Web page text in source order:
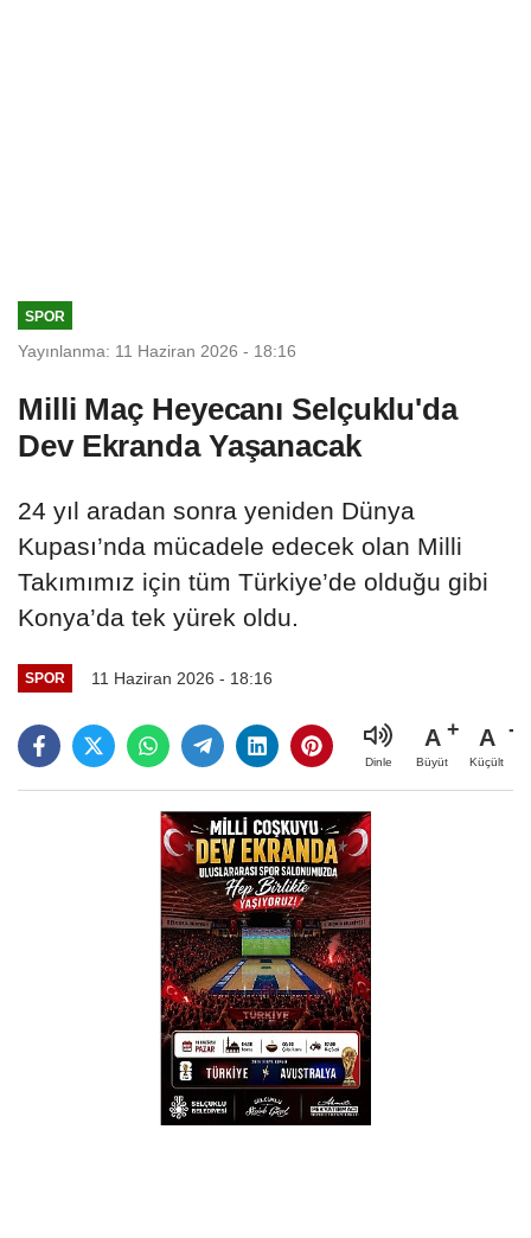
SPOR
Yayınlanma: 11 Haziran 2026 - 18:16
Milli Maç Heyecanı Selçuklu'da
Dev Ekranda Yaşanacak
24 yıl aradan sonra yeniden Dünya
Kupası’nda mücadele edecek olan Milli
Takımımız için tüm Türkiye’de olduğu gibi
Konya’da tek yürek oldu.
SPOR 11 Haziran 2026 - 18:16
Dinle
A
Büyüt
A
Küçült